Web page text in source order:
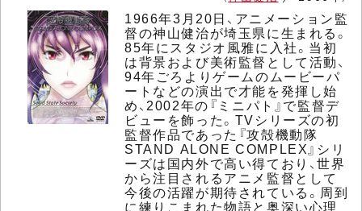
1966年3月20日、アニメーション監
督の神山健治が埼玉県に生まれる。
85年にスタジオ風雅に入社。当初
は背景および美術監督として活動、
94年ごろよりゲームのムービーパ
ートなどの演出で才能を発揮し始
め、2002年の『ミニパト』で監督デ
ビューを飾った。TVシリーズの初
監督作品であった『攻殻機動隊
STAND ALONE COMPLEX』シリ
ーズは国内外で高い得ており、世界
から注目されるアニメ監督として
今後の活躍が期待されている。周到
に練りこまれた物語と奥深い心理